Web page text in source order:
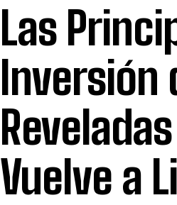
Las
Inversión
Vuelve a